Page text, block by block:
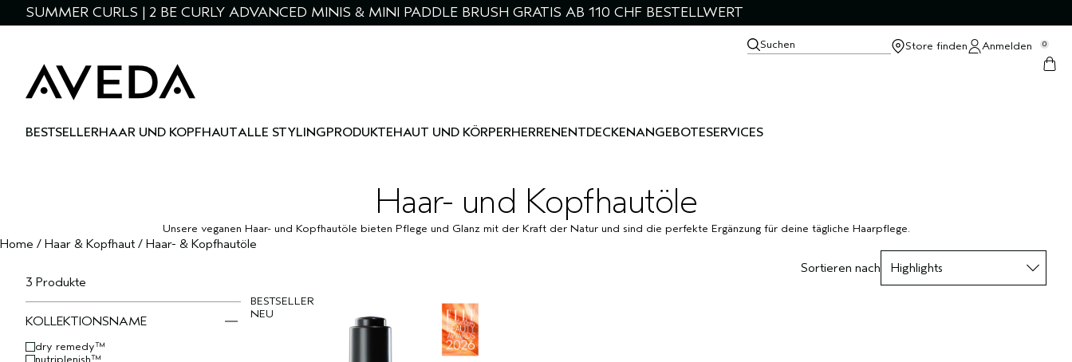
SUMMER CURLS | 2 BE CURLY ADVANCED MINIS & MINI PADDLE BRUSH GRATIS AB 110 CHF BESTELLWERT
Suchen Store finden Anmelden 0
BESTSELLERHAAR UND KOPFHAUTALLE STYLINGPRODUKTEHAUT UND KÖRPERHERRENENTDECKENANGEBOTESERVICES
Haar- und Kopfhautöle
Unsere veganen Haar- und Kopfhautöle bieten Pflege und Glanz mit der Kraft der Natur und sind die perfekte Ergänzung für deine tägliche Haarpflege.
Home / Haar & Kopfhaut / Haar- & Kopfhautöle
3 Produkte
KOLLEKTIONSNAME
dry remedy™
nutriplenish™
Sortieren nach
BESTSELLER
NEU